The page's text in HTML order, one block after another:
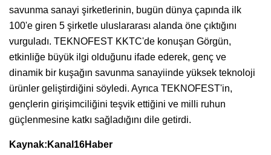
savunma sanayi şirketlerinin, bugün dünya çapında ilk
100'e giren 5 şirketle uluslararası alanda öne çıktığını
vurguladı. TEKNOFEST KKTC'de konuşan Görgün,
etkinliğe büyük ilgi olduğunu ifade ederek, genç ve
dinamik bir kuşağın savunma sanayiinde yüksek teknoloji
ürünler geliştirdiğini söyledi. Ayrıca TEKNOFEST'in,
gençlerin girişimciliğini teşvik ettiğini ve milli ruhun
güçlenmesine katkı sağladığını dile getirdi.
Kaynak:Kanal16Haber